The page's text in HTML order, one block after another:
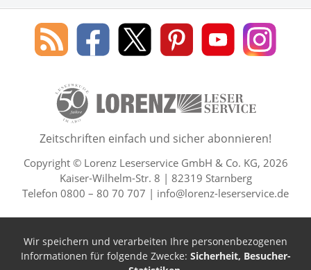
Social Media
Blog
des
Leserservice
Lorenz
Leserservice
Lorenz
Leserservice
Lorenz
Leserservice
Lorenz
Leserservice
Lorenz
50 Lesefreude im Abo Jahre
Zeitschriften einfach und sicher abonnieren!
Copyright © Lorenz Leserservice GmbH & Co. KG, 2026
Kaiser-Wilhelm-Str. 8 | 82319 Starnberg
Telefon 0800 – 80 70 707 | info@lorenz-leserservice.de
Wir speichern und verarbeiten Ihre personenbezogenen
Informationen für folgende Zwecke: Sicherheit, Besucher-